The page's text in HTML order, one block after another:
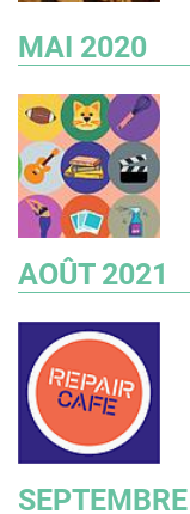
MAI 2020
AOÛT 2021